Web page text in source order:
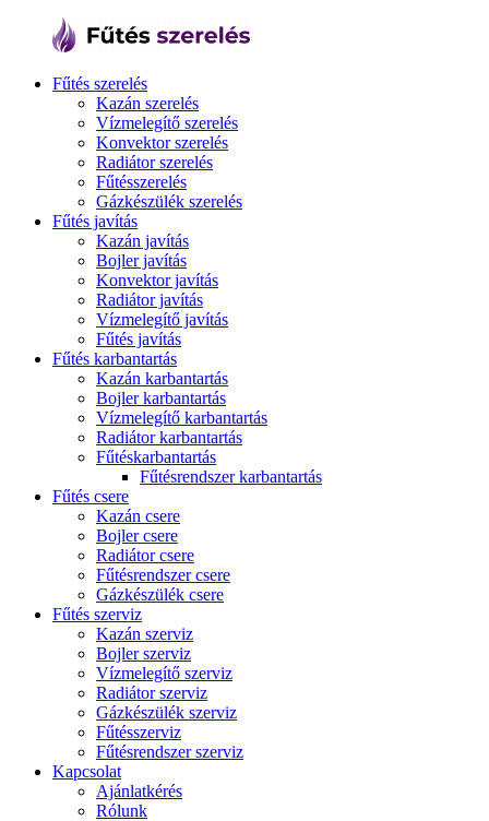
Fűtés szerelés
Kazán szerelés
Vízmelegítő szerelés
Konvektor szerelés
Radiátor szerelés
Fűtésszerelés
Gázkészülék szerelés
Fűtés javítás
Kazán javítás
Bojler javítás
Konvektor javítás
Radiátor javítás
Vízmelegítő javítás
Fűtés javítás
Fűtés karbantartás
Kazán karbantartás
Bojler karbantartás
Vízmelegítő karbantartás
Radiátor karbantartás
Fűtéskarbantartás
Fűtésrendszer karbantartás
Fűtés csere
Kazán csere
Bojler csere
Radiátor csere
Fűtésrendszer csere
Gázkészülék csere
Fűtés szerviz
Kazán szerviz
Bojler szerviz
Vízmelegítő szerviz
Radiátor szerviz
Gázkészülék szerviz
Fűtésszerviz
Fűtésrendszer szerviz
Kapcsolat
Ajánlatkérés
Rólunk